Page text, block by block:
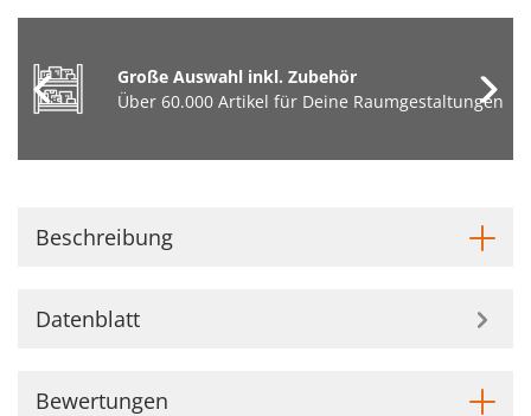
Große Auswahl inkl. Zubehör
Über 60.000 Artikel für Deine Raumgestaltungen
Beschreibung
Datenblatt
Bewertungen